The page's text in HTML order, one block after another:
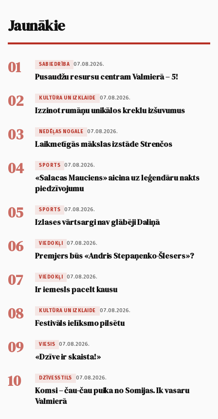
Jaunākie
01 SABIEDRĪBA 07.08.2026.
Pusaudžu resursu centram Valmierā – 5!
02 KULTŪRA UN IZKLAIDE 07.08.2026.
Izzinot rumāņu unikālos kreklu izšuvumus
03 NEDĒĻAS NOGALE 07.08.2026.
Laikmetīgās mākslas izstāde Strenčos
04 SPORTS 07.08.2026.
«Salacas Mauciens» aicina uz leģendāru nakts
piedzīvojumu
05 SPORTS 07.08.2026.
Izlases vārtsargi nav glābēji Daliņā
06 VIEDOKĻI 07.08.2026.
Premjers būs «Andris Stepaņenko-Šlesers»?
07 VIEDOKĻI 07.08.2026.
Ir iemesls pacelt kausu
08 KULTŪRA UN IZKLAIDE 07.08.2026.
Festivāls ielīksmo pilsētu
09 VIESIS 07.08.2026.
«Dzīve ir skaista!»
10 DZĪVESSTILS 07.08.2026.
Komsi – čau-čau puika no Somijas. Ik vasaru
Valmierā